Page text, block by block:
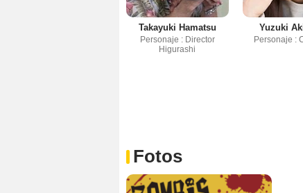
Takayuki Hamatsu
Personaje : Director
Higurashi
Yuzuki
Personaje :
Fotos